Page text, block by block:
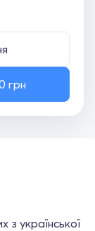
грн
з української